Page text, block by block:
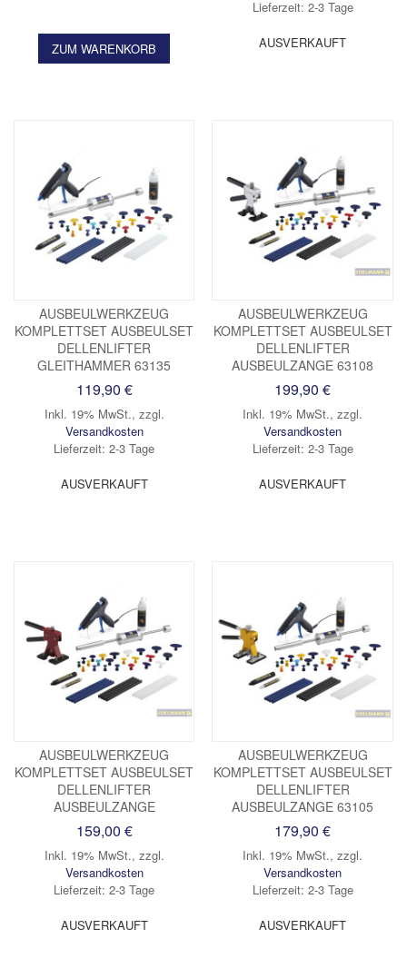
ZUM WARENKORB
Lieferzeit: 2-3 Tage
AUSVERKAUFT
AUSBEULWERKZEUG
KOMPLETTSET AUSBEULSET
DELLENLIFTER
GLEITHAMMER 63135
119,90 €
Inkl. 19% MwSt., zzgl.
Versandkosten
Lieferzeit: 2-3 Tage
AUSVERKAUFT
AUSBEULWERKZEUG
KOMPLETTSET AUSBEULSET
DELLENLIFTER
AUSBEULZANGE 63108
199,90 €
Inkl. 19% MwSt.,zzgl.
Versandkosten
Lieferzeit: 2-3 Tage
AUSVERKAUFT
AUSBEULWERKZEUG
KOMPLETTSET AUSBEULSET
DELLENLIFTER
AUSBEULZANGE
159,00 €
Inkl. 19% MwSt., zzgl.
Versandkosten
Lieferzeit: 2-3 Tage
AUSVERKAUFT
AUSBEULWERKZEUG
KOMPLETTSET AUSBEULSET
DELLENLIFTER
AUSBEULZANGE 63105
179,90 €
Inkl. 19% MwSt.,zzgl.
Versandkosten
Lieferzeit: 2-3 Tage
AUSVERKAUFT